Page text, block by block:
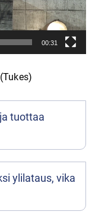
00:31
tuottaa
ylilataus, vika